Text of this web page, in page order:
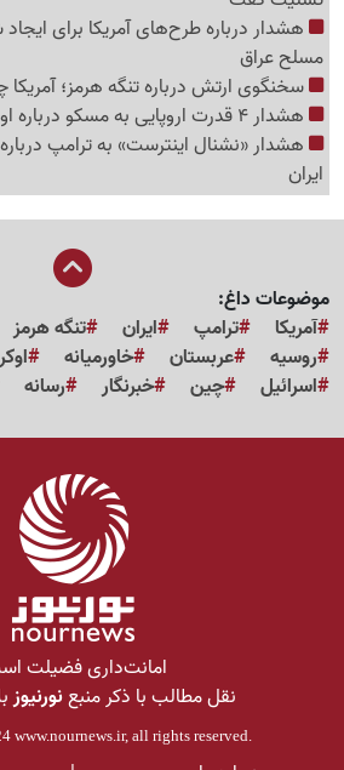
هشدار درباره طرح‌های آمریکا برای
مسلح عراق
سخنگوی ارتش درباره تنگه هرمز؛ آمریکا
هشدار 4 قدرت اروپایی به مسکو درباره اوستیای جنوبی
هشدار «نشنال اینترست» به ترامپ
ایران
موضوعات داغ:
آمریکا
ترامپ ایران تنگه هرمز
روسیه
عربستان خاورمیانه
اسرائیل
چین خبرنگار رسانه
امانت‌داری فضیلت
نقل مطالب با ذکر منبعنورنیوز
www.nournews.ir, all rights reserved.